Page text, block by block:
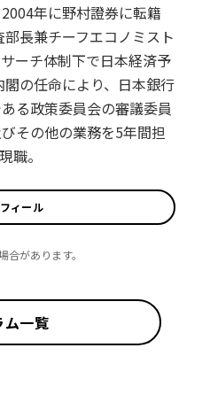
年に野村證券に転籍
長兼チーフエコノミスト
ーチ体制下で日本経済予
の任命により、日本銀行
る政策委員会の審議委員
その他の業務を5年間担
職。
ィール
があります。
ム一覧